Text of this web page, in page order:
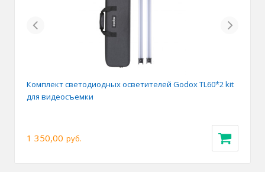
Previous Next
Комплект светодиодных осветителей Godox TL60*2 kit
для видеосъемки
1 350,00 руб.